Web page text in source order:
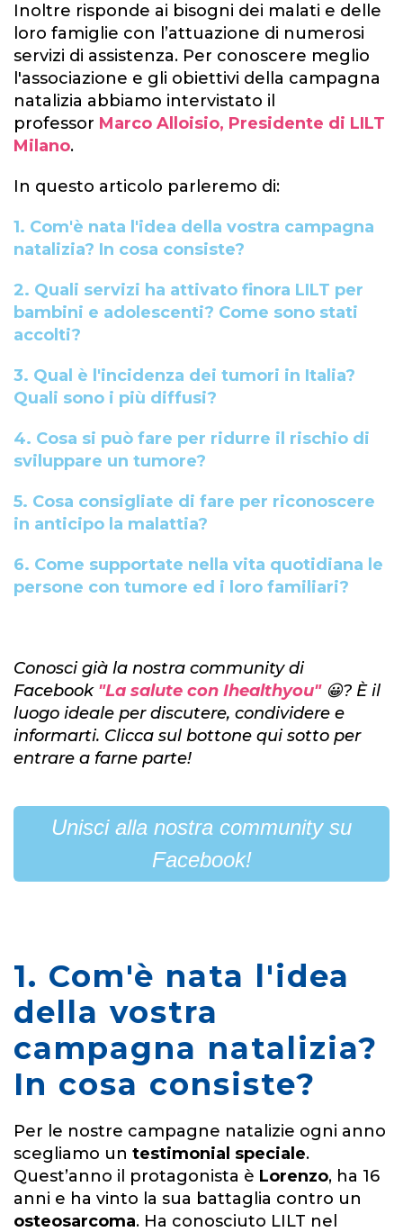
Inoltre risponde ai bisogni dei malati e delle
loro famiglie con l’attuazione di numerosi
servizi di assistenza. Per conoscere meglio
l'associazione e gli obiettivi della campagna
natalizia abbiamo intervistato il
professor Marco Alloisio, Presidente di LILT
Milano.
In questo articolo parleremo di:
1. Com'è nata l'idea della vostra campagna
natalizia? In cosa consiste?
2. Quali servizi ha attivato finora LILT per
bambini e adolescenti? Come sono stati
accolti?
3. Qual è l'incidenza dei tumori in Italia?
Quali sono i più diffusi?
4. Cosa si può fare per ridurre il rischio di
sviluppare un tumore?
5. Cosa consigliate di fare per riconoscere
in anticipo la malattia?
6. Come supportate nella vita quotidiana le
persone con tumore ed i loro familiari?
Conosci già la nostra community di
Facebook "La salute con Ihealthyou"😀? È il
luogo ideale per discutere, condividere e
informarti. Clicca sul bottone qui sotto per
entrare a farne parte!
Unisci alla nostra community su
Facebook!
1. Com'è nata l'idea
della vostra
campagna natalizia?
In cosa consiste?
Per le nostre campagne natalizie ogni anno
scegliamo un testimonial speciale.
Quest’anno il protagonista è Lorenzo, ha 16
anni e ha vinto la sua battaglia contro un
osteosarcoma. Ha conosciuto LILT nel